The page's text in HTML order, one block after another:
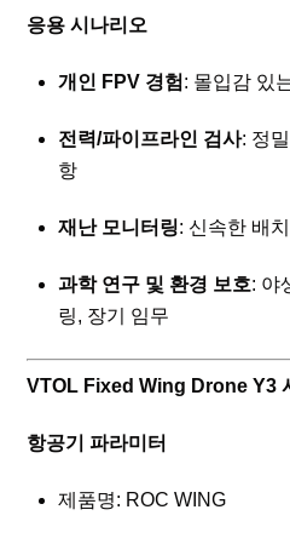
응용 시나리오
개인 FPV 경험 : 몰입감 있
전력/파이프라인 검사: 정
항
재난 모니터링: 신속한 배
과학 연구 및 환경 보호: 야
링, 장기 임무
VTOL Fixed Wing Drone Y3
항공기 파라미터
제품명: ROC WING